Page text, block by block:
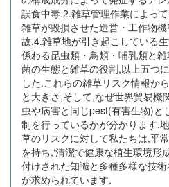
誤食中毒.2.雑草管理作業によっ
雑草が毀損させた造営・工作物
故.4.雑草地が引き起こしている
係わる昆虫類・鳥類・哺乳類と
菌の生態と雑草の役割,以上五つ
した.これらの雑草リスク情報か
と大きさ,そして,なぜ世界貿易機
虫や病害と同じpest(有害生物)と
制を行っているかが分かります.
草のリスクに対して私たちは,平
を持ち,‘清潔で健康な植生環境形
付けされた知識と多種多様な技
が求められています.